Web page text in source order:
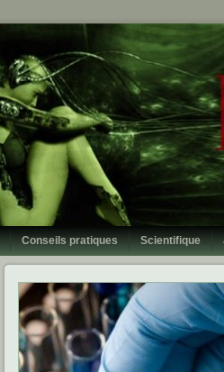
Conseils pratiques Scientifique